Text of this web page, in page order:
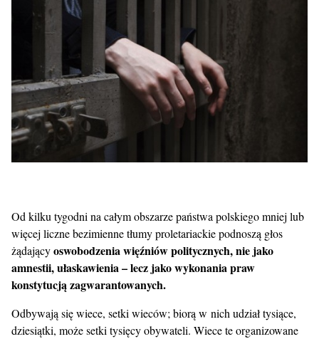
Od kilku tygodni na całym obszarze państwa polskiego mniej lub
więcej liczne bezimienne tłumy proletariackie podnoszą głos
żądającyoswobodzenia więźniów politycznych, nie jako
amnestii, ułaskawienia – lecz jako wykonania praw
konstytucją zagwarantowanych.
Odbywają się wiece, setki wieców; biorą w nich udział tysiące,
dziesiątki, może setki tysięcy obywateli. Wiece te organizowane